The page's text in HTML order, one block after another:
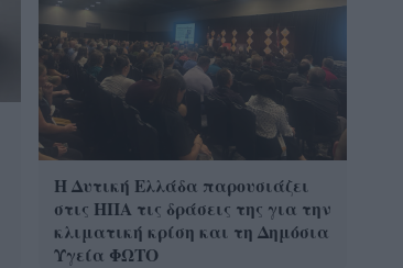
Η Δυτική Ελλάδα παρουσιάζει
στις ΗΠΑ τις δράσεις της για την
κλιματική κρίση και τη Δημόσια
Υγεία ΦΩΤΟ